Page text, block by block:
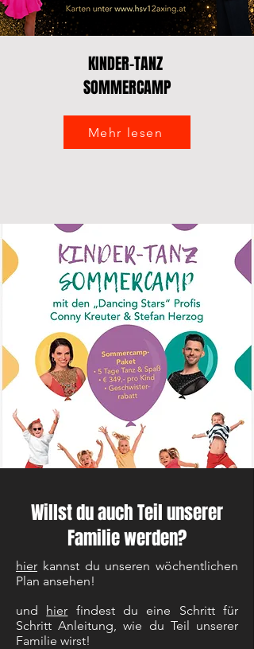
KINDER-TANZ
SOMMERCAMP
Mehr lesen
Willst du auch Teil unserer
Familie werden?
hier kannst du unseren wöchentlichen
Plan ansehen!
und hier findest du eine Schritt für
Schritt Anleitung, wie du Teil unserer
Familie wirst!